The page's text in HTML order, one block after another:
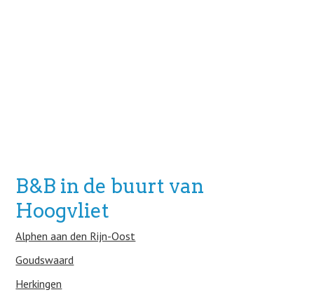
B&B in de buurt van
Hoogvliet
Alphen aan den Rijn-Oost
Goudswaard
Herkingen